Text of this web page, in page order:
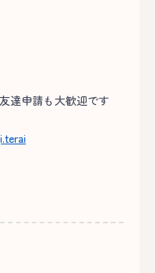
達申請も大歓迎です